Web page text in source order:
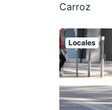
Carroz
Locales